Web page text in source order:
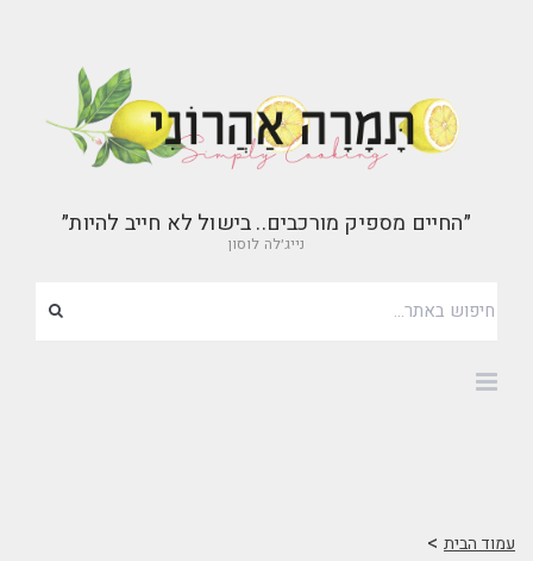
״החיים מספיק מורכבים.. בישול לא חייב להיות״
נייג׳לה לוסון
עמוד הבית >